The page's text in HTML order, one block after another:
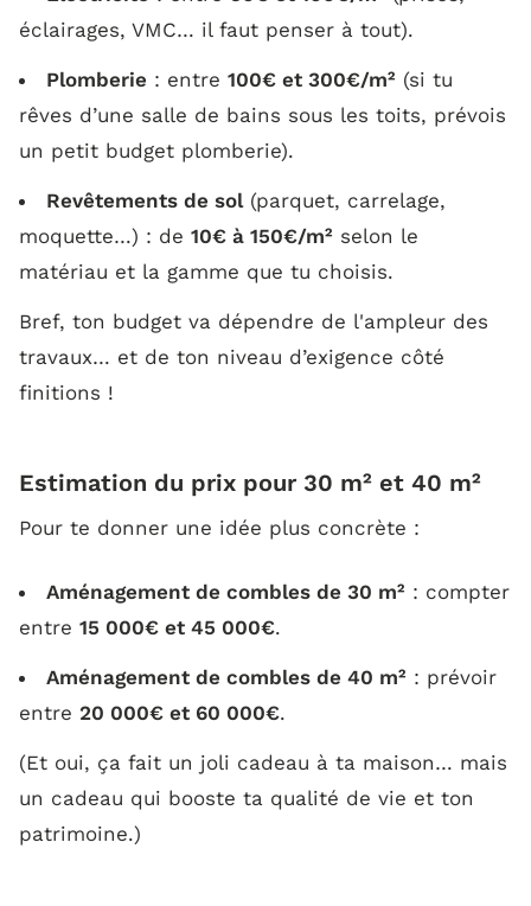
éclairages, VMC… il faut penser à tout).
Plomberie : entre 100€ et 300€/m² (si tu
rêves d’une salle de bains sous les toits, prévois
un petit budget plomberie).
Revêtements de sol(parquet, carrelage,
moquette…) : de 10€ à 150€/m² selon le
matériau et la gamme que tu choisis.
Bref, ton budget va dépendre de l'ampleur des
travaux… et de ton niveau d’exigence côté
finitions !
Estimation du prix pour 30 m² et 40 m²
Pour te donner une idée plus concrète :
Aménagement de combles de 30 m² : compter
entre 15 000€ et 45 000€.
Aménagement de combles de 40 m² : prévoir
entre 20 000€ et 60 000€.
(Et oui, ça fait un joli cadeau à ta maison… mais
un cadeau qui booste ta qualité de vie et ton
patrimoine.)